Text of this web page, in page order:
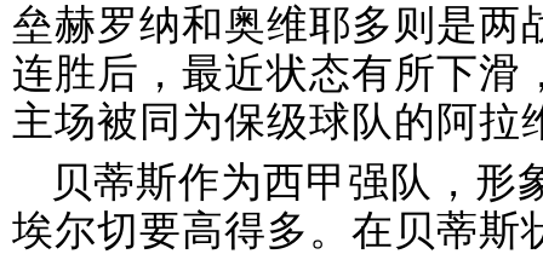
垒赫罗纳和奥维耶多则是两
连胜后，最近状态有所下滑
主场被同为保级球队的阿拉
贝蒂斯作为西甲强队，形
埃尔切要高得多。在贝蒂斯